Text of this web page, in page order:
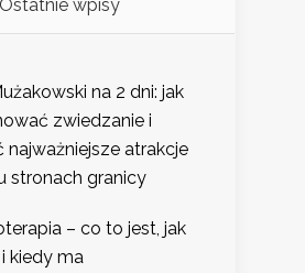
Ostatnie wpisy
na 2 dni: jak
zwiedzanie i
najważniejsze atrakcje
stronach granicy
– co to jest, jak
i kiedy ma